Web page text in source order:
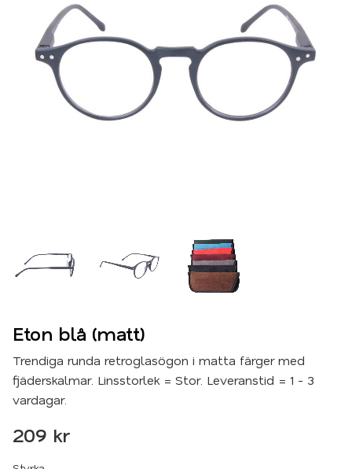
Eton blå (matt)
Trendiga runda retroglasögon i matta färger med
fjäderskalmar. Linsstorlek = Stor. Leveranstid = 1 - 3
vardagar.
209 kr